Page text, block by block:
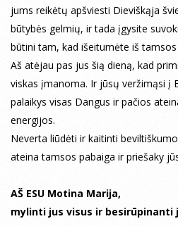
jums reikėtų apšviesti Dieviškąja
būtybės gelmių, ir tada įgysite
būtini tam, kad išeitumėte iš tamsos
Aš atėjau pas jus šią dieną, kad
viskas įmanoma. Ir jūsų veržimąsi į
palaikys visas Dangus ir pačios
energijos.
Neverta liūdėti ir kaitinti
ateina tamsos pabaiga ir priešaky
AŠ ESU Motina Marija,
mylinti jus visus ir besirūpinanti